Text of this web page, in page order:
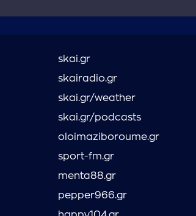
skai.gr
skairadio.gr
skai.gr/weather
skai.gr/podcasts
oloimaziboroume.gr
sport-fm.gr
menta88.gr
pepper966.gr